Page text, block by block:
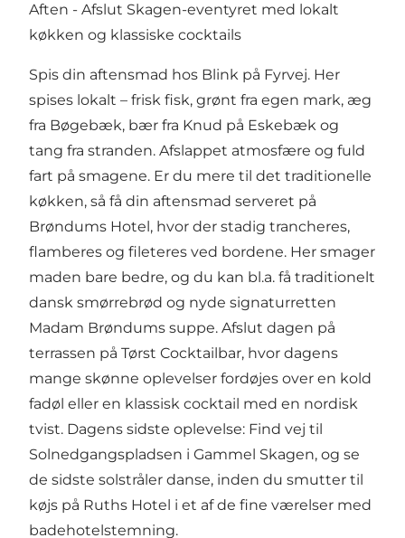
Aften - Afslut Skagen-eventyret med lokalt
køkken og klassiske cocktails
Spis din aftensmad hos Blink på Fyrvej. Her
spises lokalt – frisk fisk, grønt fra egen mark, æg
fra Bøgebæk, bær fra Knud på Eskebæk og
tang fra stranden. Afslappet atmosfære og fuld
fart på smagene. Er du mere til det traditionelle
køkken, så få din aftensmad serveret på
Brøndums Hotel, hvor der stadig trancheres,
flamberes og fileteres ved bordene. Her smager
maden bare bedre, og du kan bl.a. få traditionelt
dansk smørrebrød og nyde signaturretten
Madam Brøndums suppe. Afslut dagen på
terrassen på Tørst Cocktailbar, hvor dagens
mange skønne oplevelser fordøjes over en kold
fadøl eller en klassisk cocktail med en nordisk
tvist. Dagens sidste oplevelse: Find vej til
Solnedgangspladsen i Gammel Skagen, og se
de sidste solstråler danse, inden du smutter til
køjs på Ruths Hotel i et af de fine værelser med
badehotelstemning.